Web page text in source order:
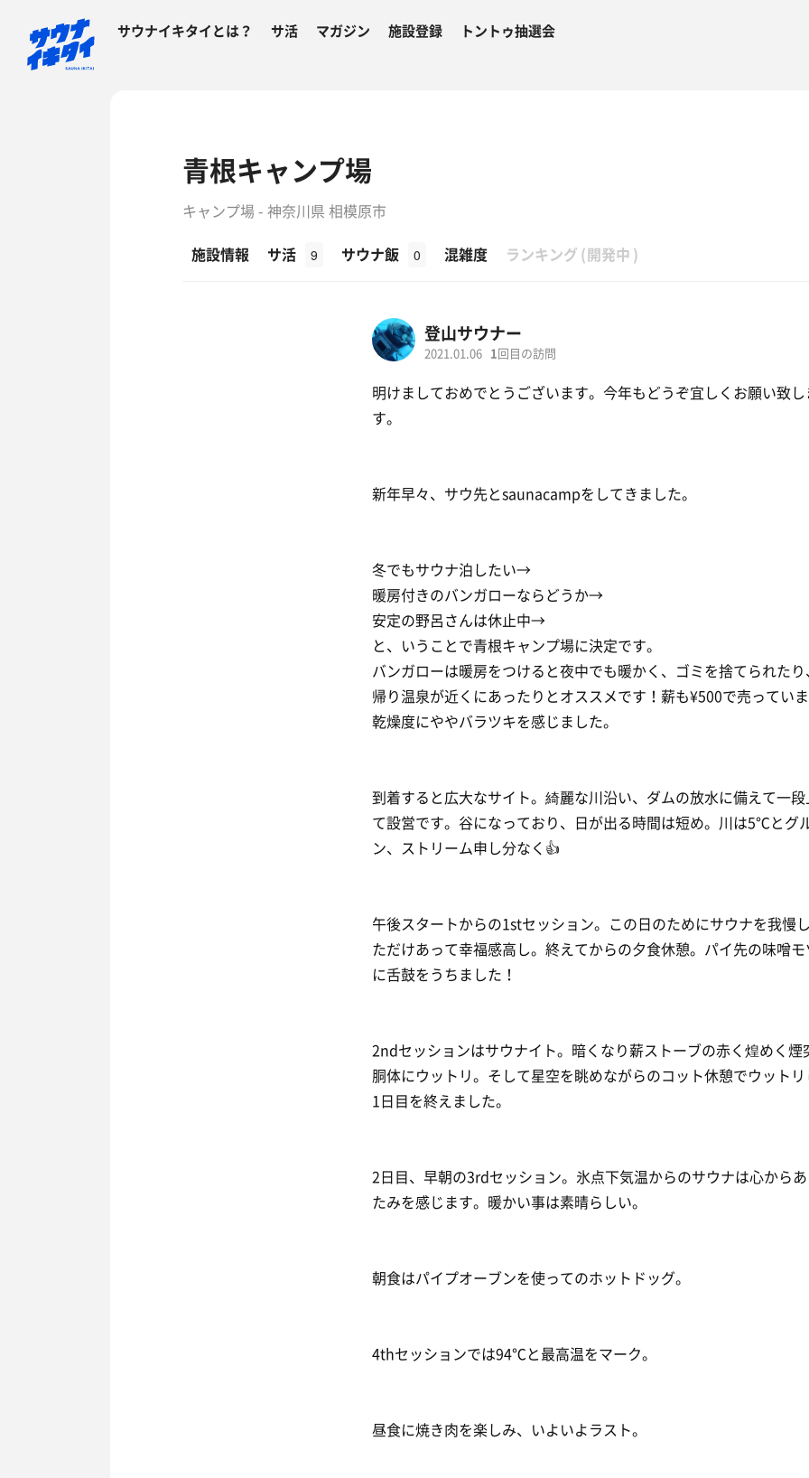
サウナイキタイとは？ サ活 マガジン 施設登録 トントゥ抽選会
青根キャンプ場
キャンプ場 - 神奈川県 相模原市
施設情報
サ活 9 サウナ飯 0 混雑度 ランキング (開発中 )
登山サウナー
2021.01.06 1 回目の訪問
明けましておめでとうございます。今年もどうぞ宜しくお願い致
す。
新年早々、サウ先とsaunacampをしてきました。
冬でもサウナ泊したい→
暖房付きのバンガローならどうか→
安定の野呂さんは休止中→
と、いうことで青根キャンプ場に決定です。
バンガローは暖房をつけると夜中でも暖かく、ゴミを捨てられた
帰り温泉が近くにあったりとオススメです！薪も¥500で売ってい
乾燥度にややバラツキを感じました。
到着すると広大なサイト。綺麗な川沿い、ダムの放水に備えて一
て設営です。谷になっており、日が出る時間は短め。川は5℃とグ
ン、ストリーム申し分なく👍
午後スタートからの1stセッション。この日のためにサウナを我慢
ただけあって幸福感高し。終えてからの夕食休憩。パイ先の味噌
に舌鼓をうちました！
2ndセッションはサウナイト。暗くなり薪ストーブの赤く煌めく煙
胴体にウットリ。そして星空を眺めながらのコット休憩でウット
1日目を終えました。
2日目、早朝の3rdセッション。氷点下気温からのサウナは心から
たみを感じます。暖かい事は素晴らしい。
朝食はパイプオーブンを使ってのホットドッグ。
4thセッションでは94℃と最高温をマーク。
昼食に焼き肉を楽しみ、いよいよラスト。